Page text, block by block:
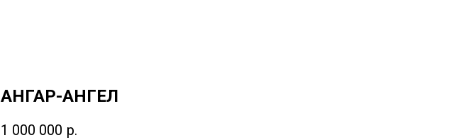
АНГАР-АНГЕЛ
1 000 000 р.